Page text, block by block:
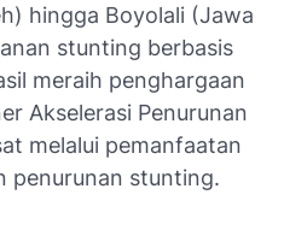
hingga Boyolali (Jawa
stunting berbasis
meraih penghargaan
Akselerasi Penurunan
melalui pemanfaatan
penurunan stunting.